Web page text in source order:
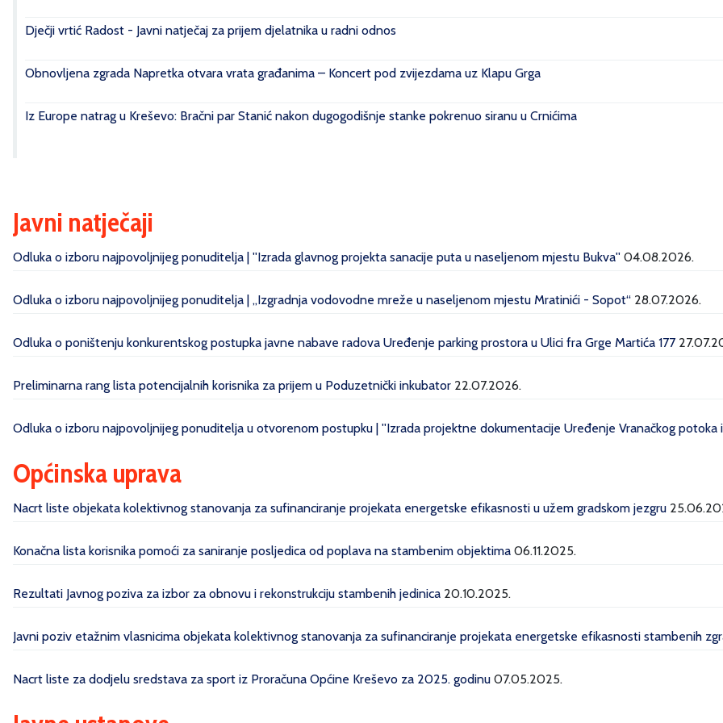
Dječji vrtić Radost - Javni natječaj za prijem djelatnika u radni odnos
Obnovljena zgrada Napretka otvara vrata građanima – Koncert pod zvijezdama uz Klapu Grga
Iz Europe natrag u Kreševo: Bračni par Stanić nakon dugogodišnje stanke pokrenuo siranu u Crnićima
Javni natječaji
Odluka o izboru najpovoljnijeg ponuditelja | ''Izrada glavnog projekta sanacije puta u naseljenom mjestu Bukva'' 04.08.2026.
Odluka o izboru najpovoljnijeg ponuditelja | „Izgradnja vodovodne mreže u naseljenom mjestu Mratinići - Sopot“ 28.07.2026.
Odluka o poništenju konkurentskog postupka javne nabave radova Uređenje parking prostora u Ulici fra Grge Martića 177
Preliminarna rang lista potencijalnih korisnika za prijem u Poduzetnički inkubator 22.07.2026.
Odluka o izboru najpovoljnijeg ponuditelja u otvorenom postupku | ''Izrada projektne dokumentacije Uređenje Vranačkog potoka
Općinska uprava
Nacrt liste objekata kolektivnog stanovanja za sufinanciranje projekata energetske efikasnosti u užem gradskom jezgru
Konačna lista korisnika pomoći za saniranje posljedica od poplava na stambenim objektima 06.11.2025.
Rezultati Javnog poziva za izbor za obnovu i rekonstrukciju stambenih jedinica 20.10.2025.
Javni poziv etažnim vlasnicima objekata kolektivnog stanovanja za sufinanciranje projekata energetske efikasnosti stambenih
Nacrt liste za dodjelu sredstava za sport iz Proračuna Općine Kreševo za 2025. godinu 07.05.2025.